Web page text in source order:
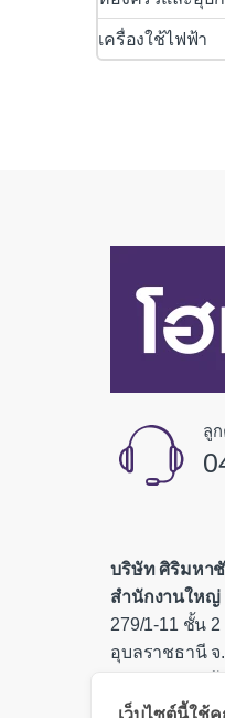
เครื่องใช้ไฟฟ้า
ลู
บริษัท ศิริมหาชั
สำนักงานใหญ่
279/1-11 ชั้น
อุบลราชธานี
เว็บไซต์นี้ใช้